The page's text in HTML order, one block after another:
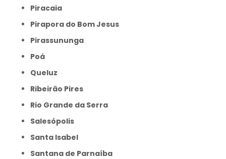
Piracaia
Pirapora do Bom Jesus
Pirassununga
Poá
Queluz
Ribeirão Pires
Rio Grande da Serra
Salesópolis
Santa Isabel
Santana de Parnaíba